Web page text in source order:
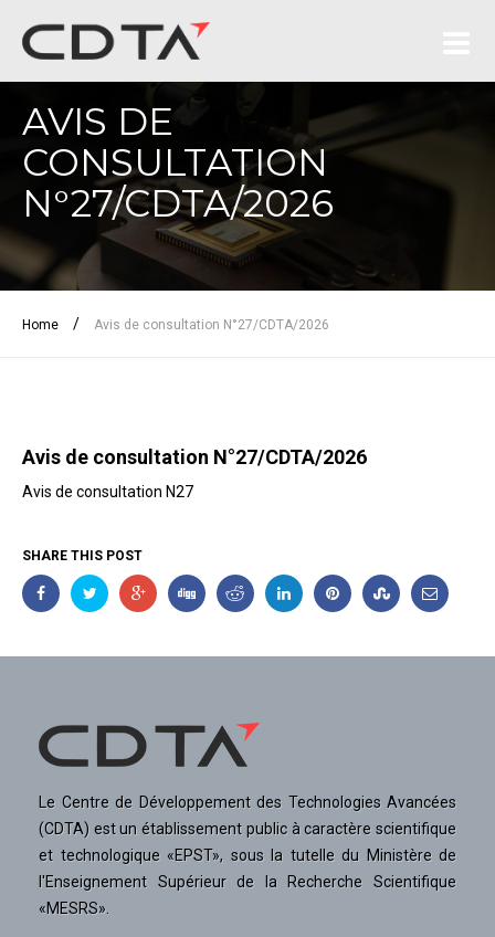
AVIS DE
CONSULTATION
N°27/CDTA/2026
Home / Avis de consultation N°27/CDTA/2026
Avis de consultation N°27/CDTA/2026
Avis de consultation N27
SHARE THIS POST
Le Centre de Développement des Technologies Avancées
(CDTA) est un établissement public à caractère scientifique
et technologique «EPST», sous la tutelle du Ministère de
l'Enseignement Supérieur de la Recherche Scientifique
«MESRS».